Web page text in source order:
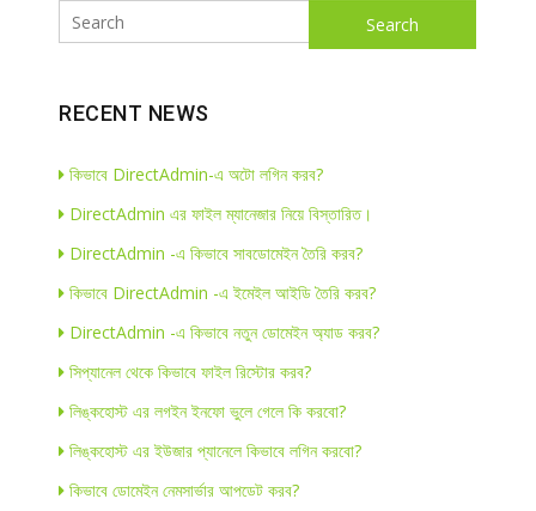
Search
RECENT NEWS
কিভাবে DirectAdmin-এ অটো লগিন করব?
DirectAdmin এর ফাইল ম্যানেজার নিয়ে বিস্তারিত।
DirectAdmin -এ কিভাবে সাবডোমেইন তৈরি করব?
কিভাবে DirectAdmin -এ ইমেইল আইডি তৈরি করব?
DirectAdmin -এ কিভাবে নতুন ডোমেইন অ্যাড করব?
সিপ্যানেল থেকে কিভাবে ফাইল রিস্টোর করব?
লিঙ্কহোস্ট এর লগইন ইনফো ভুলে গেলে কি করবো?
লিঙ্কহোস্ট এর ইউজার প্যানেলে কিভাবে লগিন করবো?
কিভাবে ডোমেইন নেমসার্ভার আপডেট করব?